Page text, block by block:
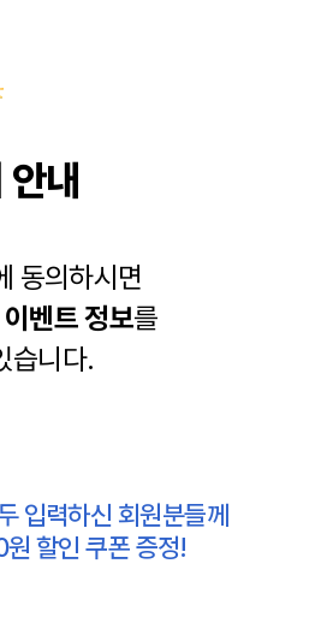
내
동의하시면
이벤트 정보를
습니다.
입력하신 회원분들께
할인 쿠폰 증정!